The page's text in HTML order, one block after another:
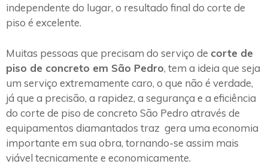
independente do lugar, o resultado final do corte de
piso é excelente.
Muitas pessoas que precisam do serviço de corte de
piso de concreto em São Pedro, tem a ideia que seja
um serviço extremamente caro, o que não é verdade,
já que a precisão, a rapidez, a segurança e a eficiência
do corte de piso de concreto São Pedro através de
equipamentos diamantados traz gera uma economia
importante em sua obra, tornando-se assim mais
viável tecnicamente e economicamente.